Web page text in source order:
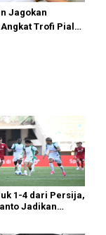
Jagokan
Trofi Piala
1-4 dari Persija,
Jadikan